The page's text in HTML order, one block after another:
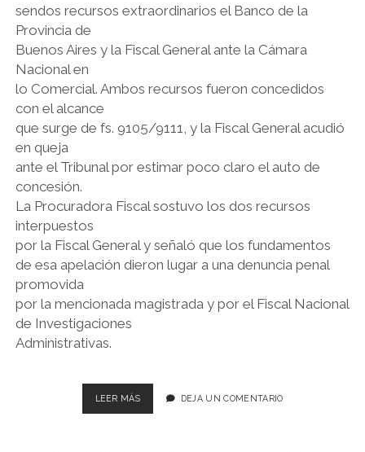
sendos recursos extraordinarios el Banco de la
Provincia de
Buenos Aires y la Fiscal General ante la Cámara
Nacional en
lo Comercial. Ambos recursos fueron concedidos
con el alcance
que surge de fs. 9105/9111, y la Fiscal General acudió
en queja
ante el Tribunal por estimar poco claro el auto de
concesión.
La Procuradora Fiscal sostuvo los dos recursos
interpuestos
por la Fiscal General y señaló que los fundamentos
de esa apelación dieron lugar a una denuncia penal
promovida
por la mencionada magistrada y por el Fiscal Nacional
de Investigaciones
Administrativas.
LEER MÁSVOTO
DEL
DEJA UN COMENTARIO